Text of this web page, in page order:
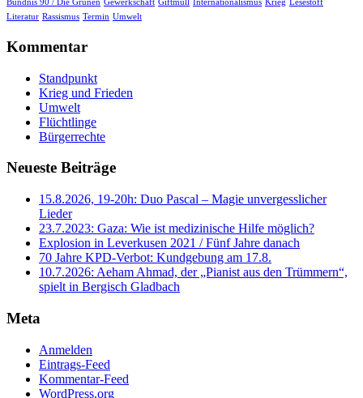
Bündnis 90 / Die Grünen Gewerkschaft Giftmüll Internationalismus Krieg Lesestoff
Literatur Rassismus Termin Umwelt
Kommentar
Standpunkt
Krieg und Frieden
Umwelt
Flüchtlinge
Bürgerrechte
Neueste Beiträge
15.8.2026, 19-20h: Duo Pascal – Magie unvergesslicher
Lieder
23.7.2023: Gaza: Wie ist medizinische Hilfe möglich?
Explosion in Leverkusen 2021 / Fünf Jahre danach
70 Jahre KPD‑Verbot: Kundgebung am 17.8.
10.7.2026: Aeham Ahmad, der „Pianist aus den Trümmern“,
spielt in Bergisch Gladbach
Meta
Anmelden
Eintrags-Feed
Kommentar-Feed
WordPress.org